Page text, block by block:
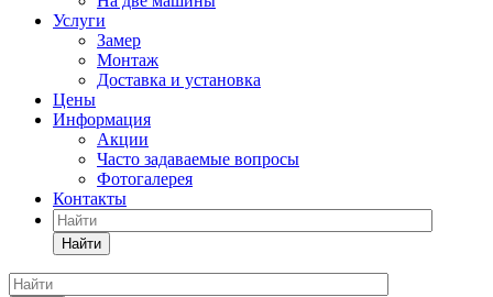
Услуги
Замер
Монтаж
Доставка и установка
Цены
Информация
Акции
Часто задаваемые вопросы
Фотогалерея
Контакты
Найти